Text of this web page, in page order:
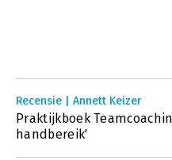
Recensie | Annett Keizer
Praktijkboek
handbereik'